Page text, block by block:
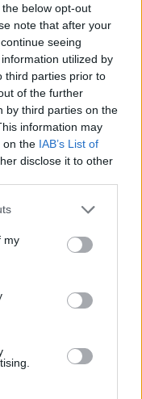
below opt-out
note that after your
seeing
utilized by
third parties prior to
of the further
by third parties on the
information may
on the IAB’s List of
disclose it to other
or more Google
You may click to
third-party tags to
in below Google
my
kapcsolat,
a Fox
One
felé tartva.
látogatás,
tesz,
alatt, 2017-